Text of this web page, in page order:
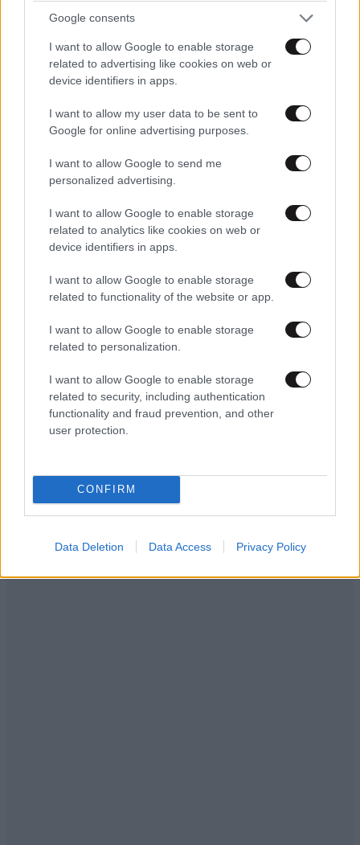
Google consents
I want to allow Google to enable storage
related to advertising like cookies on web or
device identifiers in apps.
I want to allow my user data to be sent to
Google for online advertising purposes.
I want to allow Google to send me
personalized advertising.
I want to allow Google to enable storage
related to analytics like cookies on web or
device identifiers in apps.
I want to allow Google to enable storage
related to functionality of the website or app.
I want to allow Google to enable storage
related to personalization.
I want to allow Google to enable storage
related to security, including authentication
functionality and fraud prevention, and other
user protection.
CONFIRM
Data Deletion Data Access Privacy Policy
06·08·2026 22:38
Αθηνά Οικονομάκου από τα Μπόρα Μπόρα:
«Έσκασε τώρα όλη η κούραση» – Το απρόοπτο
πρόβλημα υγείας